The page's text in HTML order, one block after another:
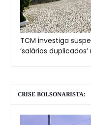
TCM investiga
‘salários
CRISE BOLSONARISTA: